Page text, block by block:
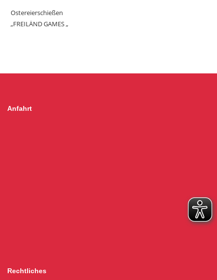
Ostereierschießen
„FREILÄND GAMES „
Anfahrt
Rechtliches